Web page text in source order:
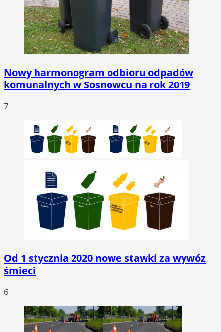
Nowy harmonogram odbioru odpadów
komunalnych w Sosnowcu na rok 2019
7
Od 1 stycznia 2020 nowe stawki za wywóz
śmieci
6